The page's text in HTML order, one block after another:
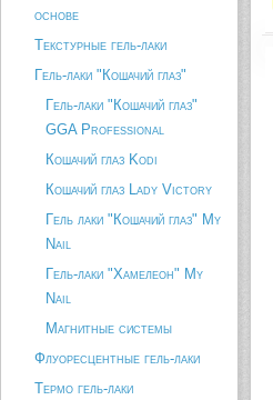
основе
Текстурные гель-лаки
Гель-лаки "Кошачий глаз"
Гель-лаки "Кошачий глаз"
GGA Professional
Кошачий глаз Kodi
Кошачий глаз Lady Victory
Гель лаки "Кошачий глаз" My
Nail
Гель-лаки "Хамелеон" My
Nail
Магнитные системы
Флуоресцентные гель-лаки
Термо гель-лаки